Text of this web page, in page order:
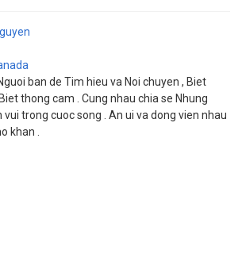
ban de Tim hieu va Noi chuyen , Biet
Biet thong cam . Cung nhau chia se Nhung
vui trong cuoc song . An ui va dong vien nhau
khan .